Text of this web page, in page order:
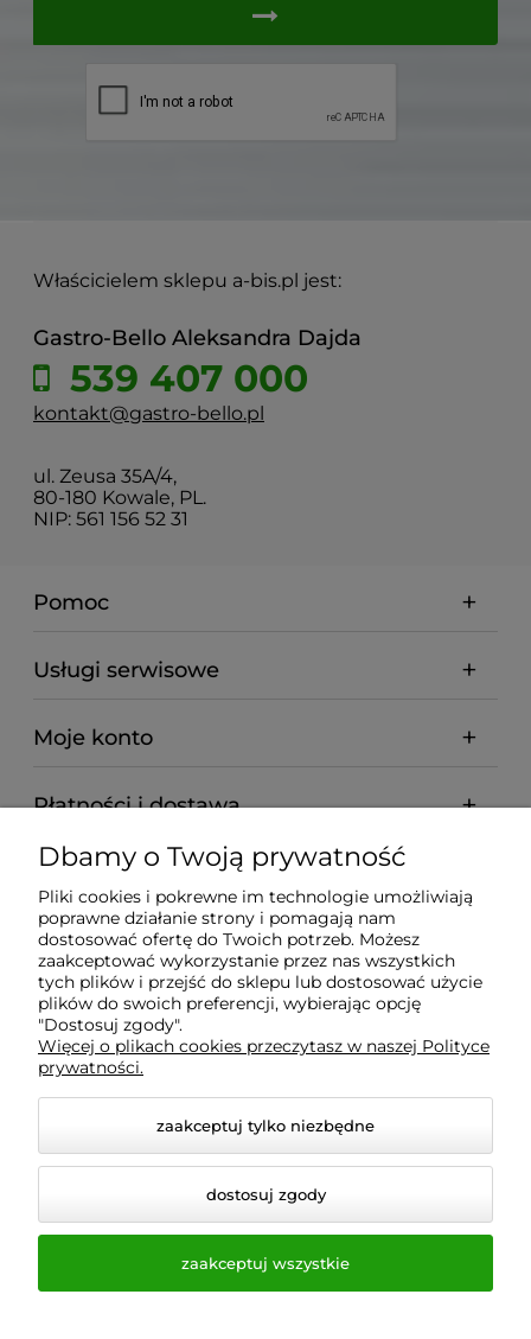
Właścicielem sklepu a-bis.pl jest:
Gastro-Bello Aleksandra Dajda
539 407 000
kontakt@gastro-bello.pl
ul. Zeusa 35A/4,
80-180 Kowale, PL.
NIP: 561 156 52 31
Pomoc
Usługi serwisowe
Moje konto
Płatności i dostawa
Informacje
O nas
Wyposażenie Gastronomii - Projekty Technologiczne -
Sklep Gastronomiczny - Serwis Sprzętu
Gastronomicznego | Gdańsk - Trójmiasto - Pomorskie
© 2026 a-bis.pl. Wszelkie prawa zastrzeżone.
Dbamy o Twoją prywatność
Pliki cookies i pokrewne im technologie umożliwiają
poprawne działanie strony i pomagają nam
dostosować ofertę do Twoich potrzeb. Możesz
zaakceptować wykorzystanie przez nas wszystkich
tych plików i przejść do sklepu lub dostosować użycie
plików do swoich preferencji, wybierając opcję
"Dostosuj zgody".
Więcej o plikach cookies przeczytasz w naszej Polityce
prywatności.
zaakceptuj tylko niezbędne
dostosuj zgody
zaakceptuj wszystkie